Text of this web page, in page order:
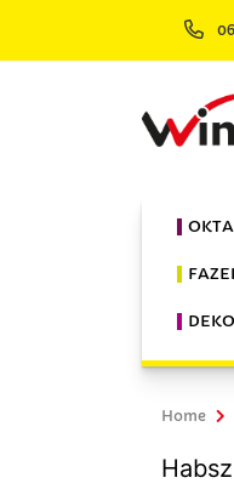
Home